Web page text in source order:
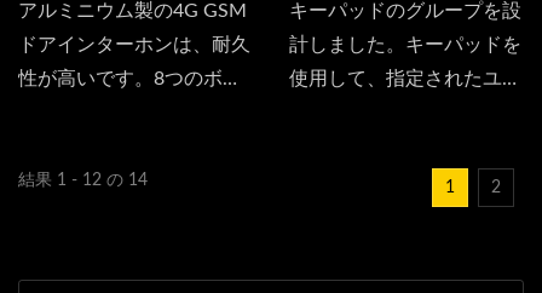
アルミニウム製の4G GSM
ドアインターホンは、耐久
性が高いです。8つのボタ
ーホンを共有でき、各ボタ
アインターホンは最大8人
ト）
キーパッドのグループを設
計しました。キーパッドを
使用して、指定されたユー
す。これは4Gネットワー
もできます。キーパッドを
結果 1 - 12 の 14 1 2